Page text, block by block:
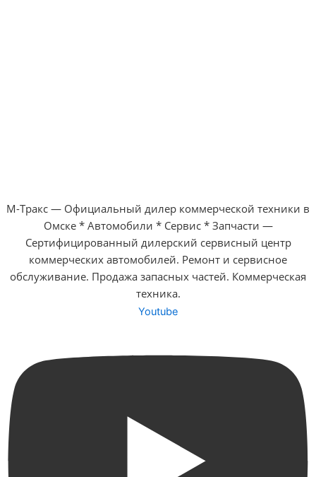
М-Тракс — Официальный дилер коммерческой техники в
Омске * Автомобили * Сервис * Запчасти —
Сертифицированный дилерский сервисный центр
коммерческих автомобилей. Ремонт и сервисное
обслуживание. Продажа запасных частей. Коммерческая
техника.
Youtube